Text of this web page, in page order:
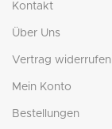
Kontakt
Über Uns
Vertrag widerrufen
Mein Konto
Bestellungen